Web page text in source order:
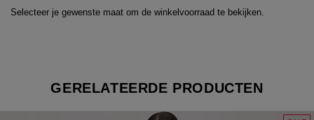
Selecteer je gewenste maat om de winkelvoorraad te bekijken.
GERELATEERDE PRODUCTEN